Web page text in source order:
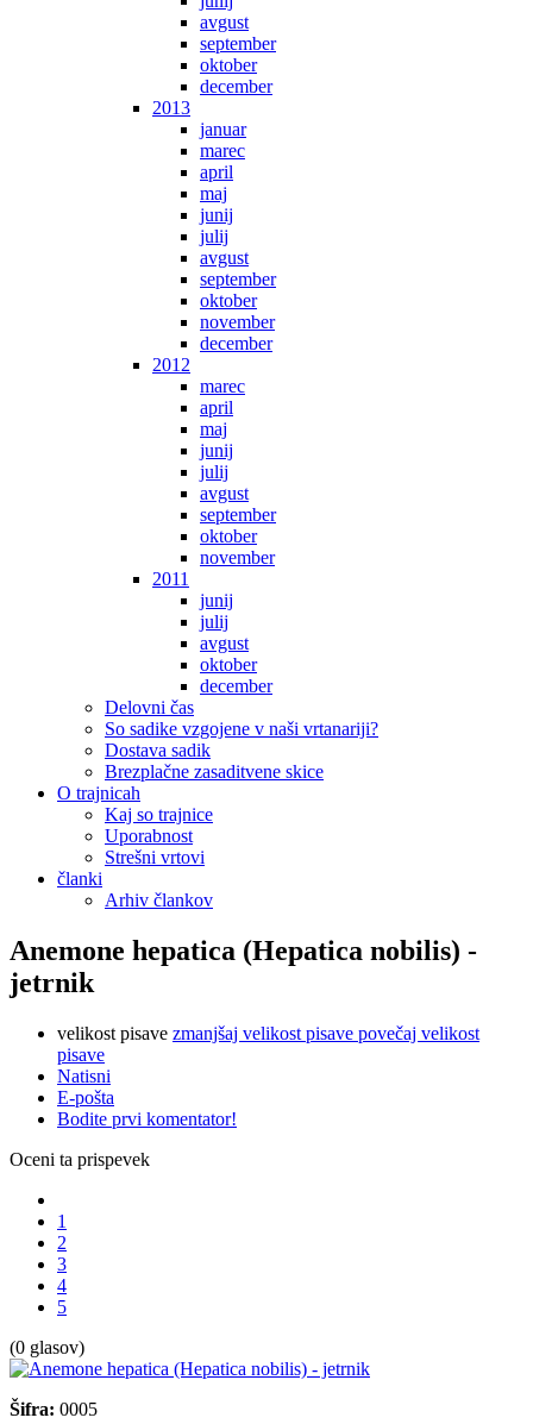
avgust
september
oktober
december
2013
januar
marec
april
maj
junij
julij
avgust
september
oktober
november
december
2012
marec
april
maj
junij
julij
avgust
september
oktober
november
2011
junij
julij
avgust
oktober
december
Delovni čas
So sadike vzgojene v naši vrtanariji?
Dostava sadik
Brezplačne zasaditvene skice
O trajnicah
Kaj so trajnice
Uporabnost
Strešni vrtovi
članki
Arhiv člankov
Anemone hepatica (Hepatica nobilis) -
jetrnik
velikost pisave zmanjšaj velikost pisave povečaj velikost
pisave
Natisni
E-pošta
Bodite prvi komentator!
Oceni ta prispevek
1
2
3
4
5
(0 glasov)
Šifra: 0005